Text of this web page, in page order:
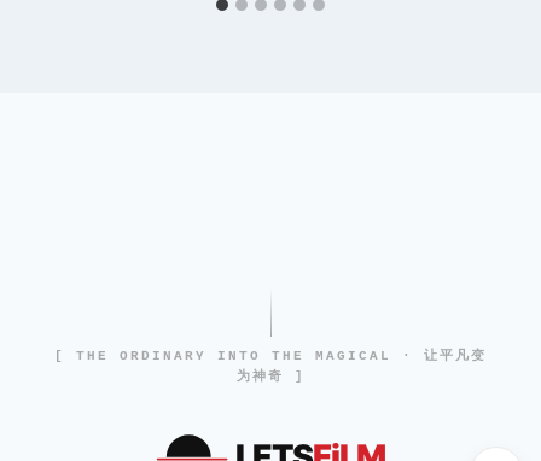
[ THE ORDINARY INTO THE MAGICAL · 让平凡变
为神奇 ]